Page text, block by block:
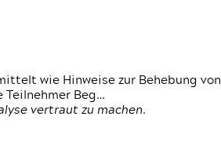
wie Hinweise zur Behebung von
Teilnehmer Beg…
vertraut zu machen.